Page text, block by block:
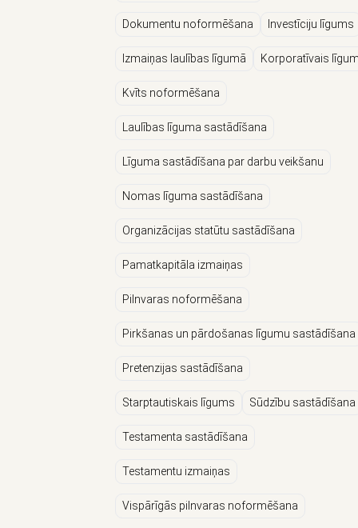
Dokumentu noformēšana Investīciju līgums
Izmaiņas laulības līgumā Korporatīvais
Kvīts noformēšana
Laulības līguma sastādīšana
Līguma sastādīšana par darbu veikšanu
Nomas līguma sastādīšana
Organizācijas statūtu sastādīšana
Pamatkapitāla izmaiņas
Pilnvaras noformēšana
Pirkšanas un pārdošanas līgumu sastādīšana
Pretenzijas sastādīšana
Starptautiskais līgums Sūdzību sastādīšana
Testamenta sastādīšana
Testamentu izmaiņas
Vispārīgās pilnvaras noformēšana